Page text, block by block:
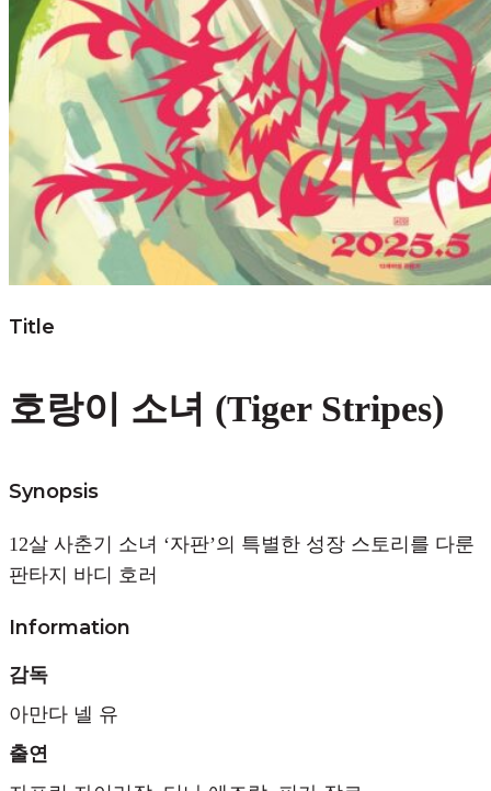
Title
호랑이 소녀 (Tiger Stripes)
Synopsis
12살 사춘기 소녀 ‘자판’의 특별한 성장 스토리를 다룬
판타지 바디 호러
Information
감독
아만다 넬 유
출연